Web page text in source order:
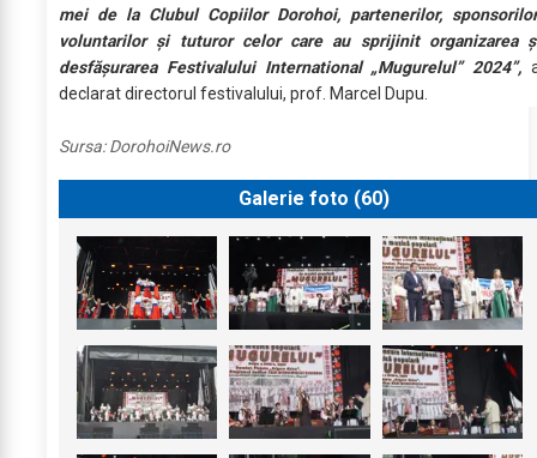
mei de la Clubul Copiilor Dorohoi, partenerilor,
voluntarilor și tuturor celor care au sprijinit organizarea
desfășurarea Festivalului International „Mugurelul” 2024”,
declarat directorul festivalului, prof. Marcel Dupu.
Sursa:DorohoiNews.ro
Galerie foto (60)